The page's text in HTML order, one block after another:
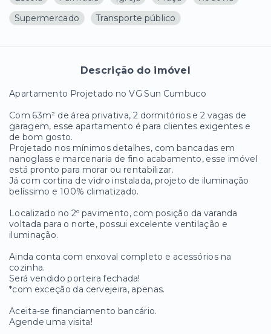
Supermercado
Transporte público
Descrição do imóvel
Apartamento Projetado no VG Sun Cumbuco
Com 63m² de área privativa, 2 dormitórios e 2 vagas de
garagem, esse apartamento é para clientes exigentes e
de bom gosto.
Projetado nos mínimos detalhes, com bancadas em
nanoglass e marcenaria de fino acabamento, esse imóvel
está pronto para morar ou rentabilizar.
Já com cortina de vidro instalada, projeto de iluminação
belíssimo e 100% climatizado.
Localizado no 2º pavimento, com posição da varanda
voltada para o norte, possui excelente ventilação e
iluminação.
Ainda conta com enxoval completo e acessórios na
cozinha.
Será vendido porteira fechada!
*com exceção da cervejeira, apenas.
Aceita-se financiamento bancário.
Agende uma visita!